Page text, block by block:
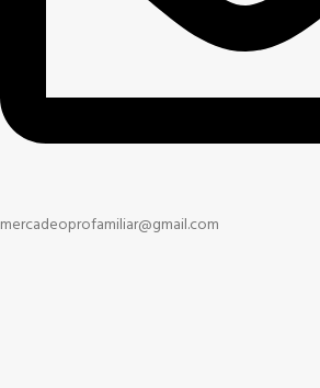
mercadeoprofamiliar@gmail.com